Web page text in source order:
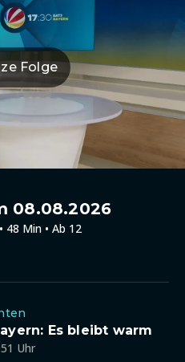
Folge
08.08.2026
48 Min • Ab 12
Es bleibt warm
Uhr